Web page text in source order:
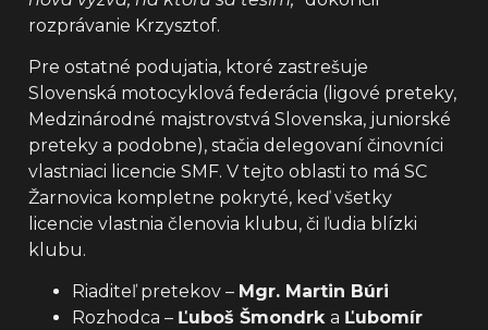
rozprávanie Krzysztof.
Pre ostatné podujatia, ktoré zastrešuje
Slovenská motocyklová federácia (ligové preteky,
Medzinárodné majstrovstvá Slovenska, juniorské
preteky a podobne), stačia delegovaní činovníci
vlastniaci licencie SMF. V tejto oblasti to má SC
Žarnovica kompletne pokryté, keď všetky
licencie vlastnia členovia klubu, či ľudia blízki
klubu.
Riaditeľ pretekov – Mgr. Martin Búri
Rozhodca – Ľuboš Šmondrk a Ľubomír